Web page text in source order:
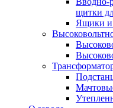
щитки
Ящики